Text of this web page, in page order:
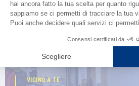
VICINO A TE